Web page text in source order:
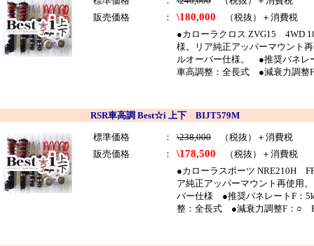
販売価格
： \180,000 （税抜）＋消費税
●カローラクロス ZVG15 4WD
様。リア純正アッパーマウント
ルオーバー仕様。 ●推奨バネ
車高調整：全長式 ●減衰力調
RSR車高調 Best☆i 上下 BIJT579M
標準価格 ： \238,000 （税抜）＋消費税
販売価格
： \178,500 （税抜）＋消費税
●カローラスポーツ NRE210H
ア純正アッパーマウント再使用
バー仕様 ●推奨バネレートF：
整：全長式 ●減衰力調整F：○